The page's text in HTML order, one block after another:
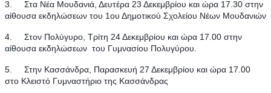
3.     Στα Νέα Μουδανιά, Δευτέρα 23 Δεκεμβρίου και ώρα 17.30 στην
αίθουσα εκδηλώσεων του 1ου Δημοτικού Σχολείου Νέων Μουδανιών
4.     Στον Πολύγυρο, Τρίτη 24 Δεκεμβρίου και ώρα 17.00 στην
αίθουσα εκδηλώσεων  του Γυμνασίου Πολυγύρου.
5.     Στην Κασσάνδρα, Παρασκευή 27 Δεκεμβρίου και ώρα 17.00
στο Κλειστό Γυμναστήριο της Κασσάνδρας